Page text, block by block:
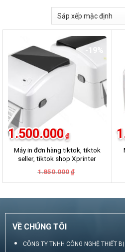
-19%
Máy in đơn hàng tiktok, tiktok
seller, tiktok shop Xprinter
1.850.000 ₫
là:
1.500.000 ₫
tại
1.500.000₫.
VỀ CHÚNG TÔI
CÔNG TY TNHH CÔNG NGHỆ THIẾT